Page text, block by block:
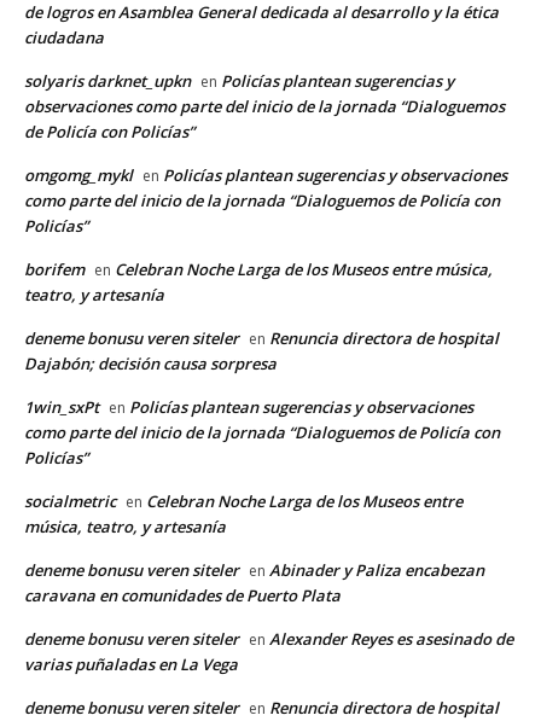
de logros en Asamblea General dedicada al desarrollo y la ética
ciudadana
solyaris darknet_upkn en Policías plantean sugerencias y
observaciones como parte del inicio de la jornada “Dialoguemos
de Policía con Policías”
omgomg_mykl en Policías plantean sugerencias y observaciones
como parte del inicio de la jornada “Dialoguemos de Policía con
Policías”
borifem en Celebran Noche Larga de los Museos entre música,
teatro, y artesanía
deneme bonusu veren siteler en Renuncia directora de hospital
Dajabón; decisión causa sorpresa
1win_sxPt en Policías plantean sugerencias y observaciones
como parte del inicio de la jornada “Dialoguemos de Policía con
Policías”
socialmetric en Celebran Noche Larga de los Museos entre
música, teatro, y artesanía
deneme bonusu veren siteler en Abinader y Paliza encabezan
caravana en comunidades de Puerto Plata
deneme bonusu veren siteler en Alexander Reyes es asesinado de
varias puñaladas en La Vega
deneme bonusu veren siteler en Renuncia directora de hospital